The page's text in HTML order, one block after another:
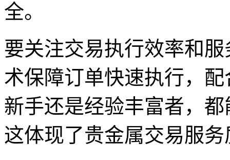
全。
要关注交易执行效率和
术保障订单快速执行，
新手还是经验丰富者，
这体现了贵金属交易服